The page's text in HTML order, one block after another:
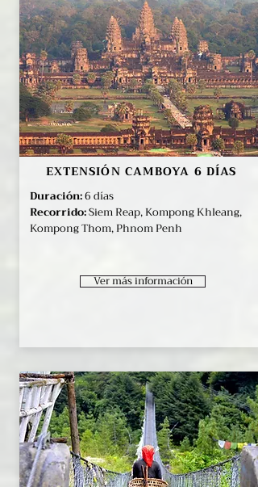
EXTENSIÓN CAMBOYA 6 DÍAS
Duración:6 días
Recorrido:Siem Reap, Kompong Khleang,
Kompong Thom, Phnom Penh
Ver más información